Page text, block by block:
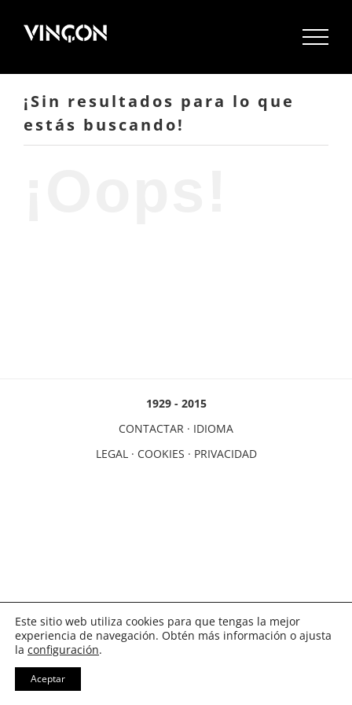
¡Sin resultados para lo que
estás buscando!
1929 - 2015
CONTACTAR · IDIOMA
LEGAL· COOKIES · PRIVACIDAD
Este sitio web utiliza cookies para que tengas la mejor
experiencia de navegación. Obtén más información o ajusta
la configuración.
Aceptar